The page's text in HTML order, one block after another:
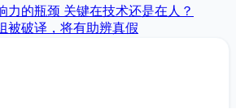
力的瓶颈 关键在技术还是在人？
被破译，将有助辨真假